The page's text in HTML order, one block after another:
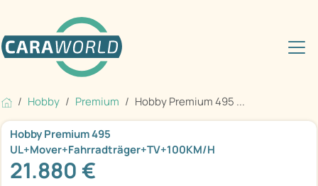
Hobby Premium Hobby Premium 495 ...
Hobby Premium 495
UL+Mover+Fahrradträger+TV+100KM/H
21.880 €